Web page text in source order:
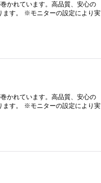
かれています。高品質、安心の
ます。 ※モニターの設定により実
かれています。高品質、安心の
ます。 ※モニターの設定により実